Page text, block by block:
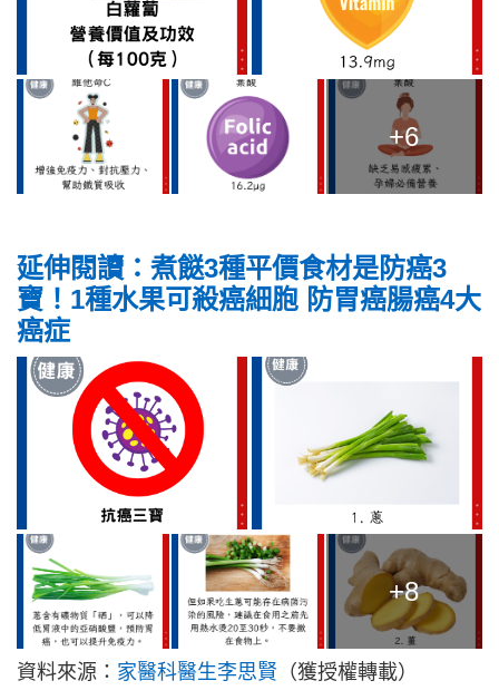
+6
延伸閱讀：煮餸3種平價食材是防癌3
寶！1種水果可殺癌細胞 防胃癌腸癌4大
癌症
+8
資料來源： 家醫科醫生李思賢 （獲授權轉載）